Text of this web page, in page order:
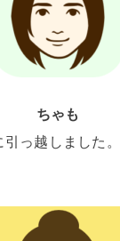
ちゃも
っ越しました